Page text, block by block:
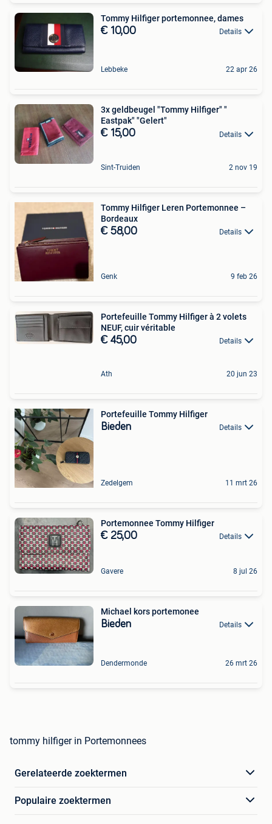
Tommy Hilfiger portemonnee, dames
€ 10,00 Details
Lebbeke 22 apr 26
3x geldbeugel "Tommy Hilfiger" "
Eastpak" "Gelert"
€ 15,00 Details
Sint-Truiden 2 nov 19
Tommy Hilfiger Leren Portemonnee –
Bordeaux
€ 58,00 Details
Genk 9 feb 26
Portefeuille Tommy Hilfiger à 2 volets
NEUF, cuir véritable
€ 45,00 Details
Ath 20 jun 23
Portefeuille Tommy Hilfiger
Bieden Details
Zedelgem 11 mrt 26
Portemonnee Tommy Hilfiger
€ 25,00 Details
Gavere 8 jul 26
Michael kors portemonee
Bieden Details
Dendermonde 26 mrt 26
tommy hilfiger in Portemonnees
Gerelateerde zoektermen
Populaire zoektermen